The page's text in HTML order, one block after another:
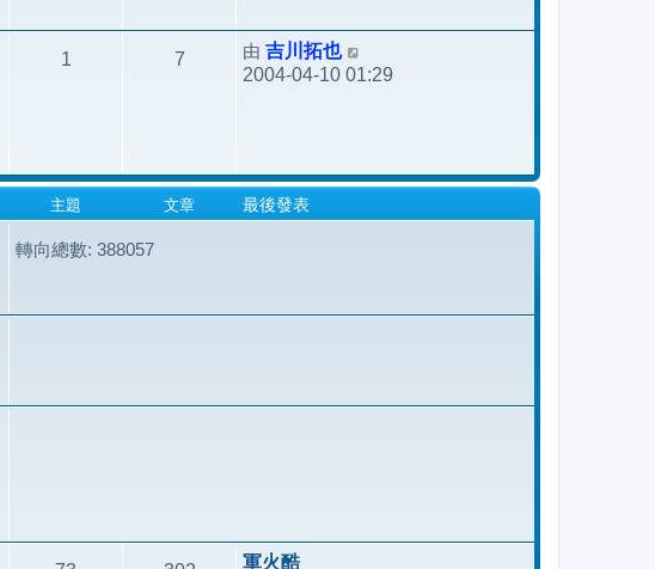
1 7 由 吉川拓也
視
表
2004-04-10 01:29
主題 文章 最後發表
轉向總數: 388057
軍火酷